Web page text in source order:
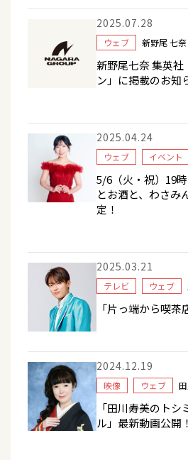
2025.07.28
ウェブ 新野尾 七
新野尾七奈 集英
ン」に掲載のお知
2025.04.24
ウェブ イベント
5/6（火・祝）19
とお酒と、わさみ
定！
2025.03.21
テレビ ウェブ
「片っ端から喫茶
2024.12.19
映像 ウェブ
「田川寿美のト
ル」最新動画公開！